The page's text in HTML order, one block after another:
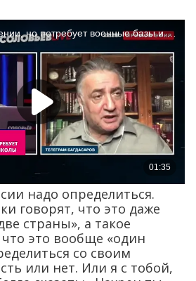
надо определиться.
говорят, что это даже
страны», а такое
это вообще «один
со своим
или нет. Или я с тобой,